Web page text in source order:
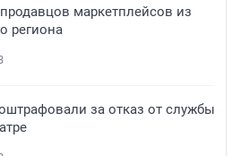
маркетплейсов из
региона
за отказ от службы